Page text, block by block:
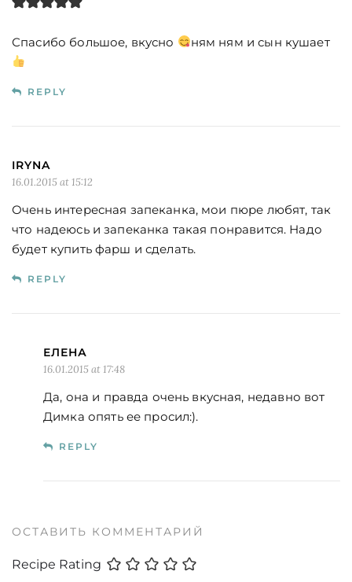
Спасибо большое, вкусно ням ням и сын кушает
REPLY
IRYNA
16.01.2015 at 15:12
Очень интересная запеканка, мои пюре любят, так
что надеюсь и запеканка такая понравится. Надо
будет купить фарш и сделать.
REPLY
ЕЛЕНА
16.01.2015 at 17:48
Да, она и правда очень вкусная, недавно вот
Димка опять ее просил:).
REPLY
ОСТАВИТЬ КОММЕНТАРИЙ
Recipe Rating